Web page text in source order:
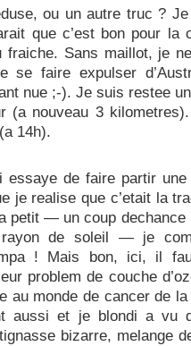
ou un autre truc ?
que c’est bon pour la
fraiche. Sans maillot, je
se faire expulser
nue ;-). Je suis restee
(a nouveau 3
14h).
essaye de faire partir
je realise que c’etait la
petit — un coup dechance
de soleil — je
! Mais bon, ici, il
problem de couche
au monde de cancer de
aussi et je blondi a vu
bizarre, melange